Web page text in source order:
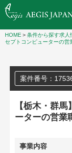
HOME > 条件から探す求人
セプトコンピューターの営
案件番号：
【栃木・群
ーターの営業
事業内容